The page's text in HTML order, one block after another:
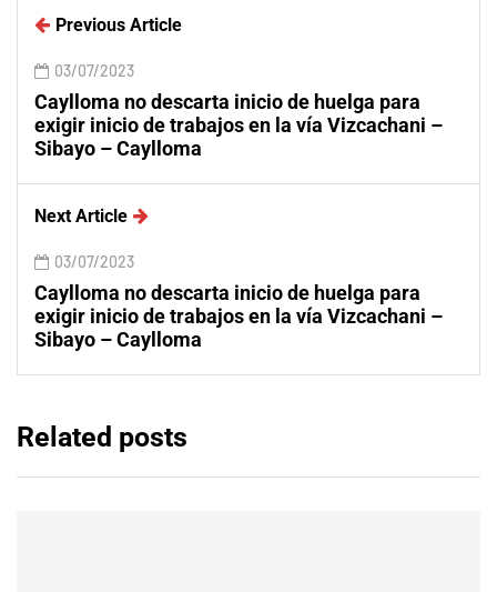
Previous Article
03/07/2023
Caylloma no descarta inicio de huelga para
exigir inicio de trabajos en la vía Vizcachani –
Sibayo – Caylloma
Next Article
03/07/2023
Caylloma no descarta inicio de huelga para
exigir inicio de trabajos en la vía Vizcachani –
Sibayo – Caylloma
Related posts